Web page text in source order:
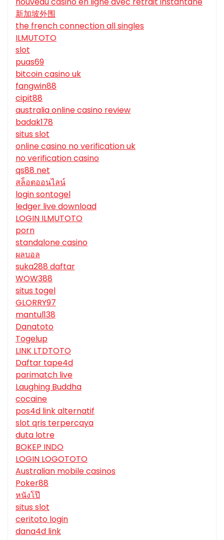
新加坡外围
the french connection all singles
ILMUTOTO
slot
puas69
bitcoin casino uk
fangwin88
cipit88
australia online casino review
badak178
situs slot
online casino no verification uk
no verification casino
qs88 net
สล็อตออนไลน์
login sontogel
ledger live download
LOGIN ILMUTOTO
porn
standalone casino
ผลบอล
suka288 daftar
WOW388
situs togel
GLORRY97
mantul138
Danatoto
Togelup
LINK LTDTOTO
Daftar tape4d
parimatch live
Laughing Buddha
cocaine
pos4d link alternatif
slot qris terpercaya
duta lotre
BOKEP INDO
LOGIN LOGOTOTO
Australian mobile casinos
Poker88
หนังโป๊
situs slot
ceritoto login
dana4d link